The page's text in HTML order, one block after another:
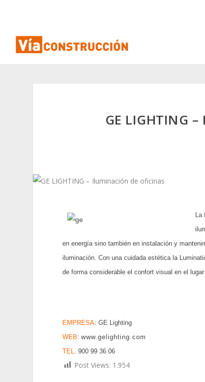
GE LIGHTING
en energía sino también en instalación y
iluminación. Con una cuidada estética la
de forma considerable el confort visual en el
EMPRESA: GE Lighting
WEB:www.gelighting.com
TEL
. 900 99 36 06
Post Views: 1.954